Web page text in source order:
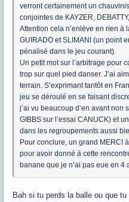
verront certainement un
conjointes de KAYZER,
Attention cela n’enlève en rien à
GUIRADO et SLIMANI (un point
pénalisé dans le jeu courant).
Un petit mot sur l’arbitrage pour
trop sur quel pied danser. J’ai
terrain. S’exprimant tantôt en
jeu se déroulé en se faisant
j’ai vu beaucoup d’en avant
GIBBS sur l’essai CANUCK) et
dans les regroupements aussi
Pour conclure, un grand MERCI
pour avoir donné à cette
banane que je n’ai pas eue en 4
Bah si tu perds la balle ou que